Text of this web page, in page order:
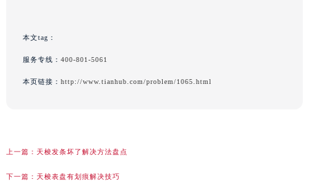
本文tag：
服务专线： 400-801-5061
本页链接： http://www.tianhub.com/problem/1065.html
上一篇： 天梭发条坏了解决方法盘点
下一篇： 天梭表盘有划痕解决技巧